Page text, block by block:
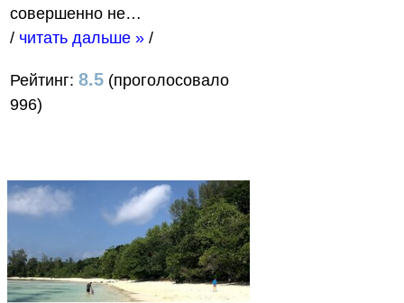
совершенно не…
/ читать дальше » /
Рейтинг: 8.5 (проголосовало
996)